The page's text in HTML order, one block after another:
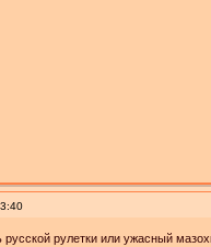
русской рулетки или ужасный